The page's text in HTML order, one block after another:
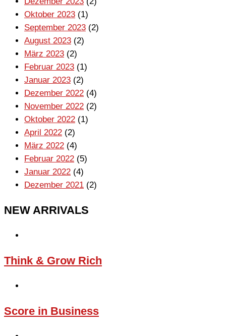
Oktober 2023 (1)
September 2023 (2)
August 2023 (2)
März 2023 (2)
Februar 2023 (1)
Januar 2023 (2)
Dezember 2022 (4)
November 2022 (2)
Oktober 2022 (1)
April 2022 (2)
März 2022 (4)
Februar 2022 (5)
Januar 2022 (4)
Dezember 2021 (2)
NEW ARRIVALS
Think & Grow Rich
Score in Business